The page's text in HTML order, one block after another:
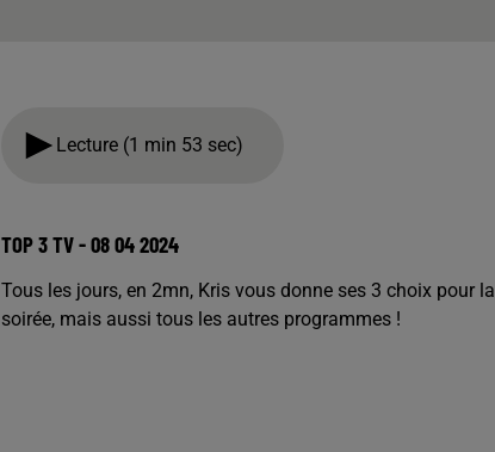
Lecture (1 min 53 sec)
TOP 3 TV - 08 04 2024
Tous les jours, en 2mn, Kris vous donne ses 3 choix pour la
soirée, mais aussi tous les autres programmes !